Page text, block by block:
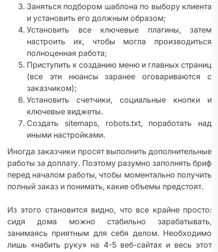
Заняться подбором шаблона по выбору клиента
и установить его должным образом;
Установить все ключевые плагины, затем
настроить их, чтобы могла производиться
полноценная работа;
Приступить к созданию меню и главных страниц
(все эти нюансы заранее оговариваются с
заказчиком);
Установить счетчики, социальные кнопки и
ключевые виджеты.
Создать sitemaps, robots.txt, поработать над
иными настройками.
Иногда заказчики просят выполнить дополнительные
работы за доплату. Поэтому разумно заполнять бриф
перед началом работы, чтобы моментально получить
полный заказ и понимать, какие объемы предстоят.
Из этого становится видно, что все крайне просто:
сидя дома можно стабильно зарабатывать,
занимаясь приятным для себя делом. Необходимо
лишь «набить руку» на 4-5 веб-сайтах и весь этот